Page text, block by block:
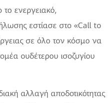
ενεργειακό,
εστίασε στο «Call to
σε όλο τον κόσμο να
ουδέτερου ισοζυγίου
αλλαγή αποδοτικότητας